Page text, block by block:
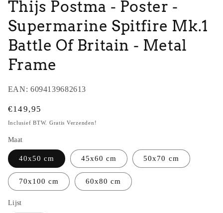
Thijs Postma - Poster -
Supermarine Spitfire Mk.1
Battle Of Britain - Metal
Frame
EAN: 6094139682613
Normale
prijs
€149,95
Inclusief BTW. Gratis Verzenden!
Maat
40x50 cm 45x60 cm 50x70 cm
70x100 cm 60x80 cm
Lijst